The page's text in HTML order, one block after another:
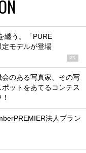
纏う。「PURE
定モデルが登場
PR
のある写真家、その写
ットをあてるコンテス
法人プラン